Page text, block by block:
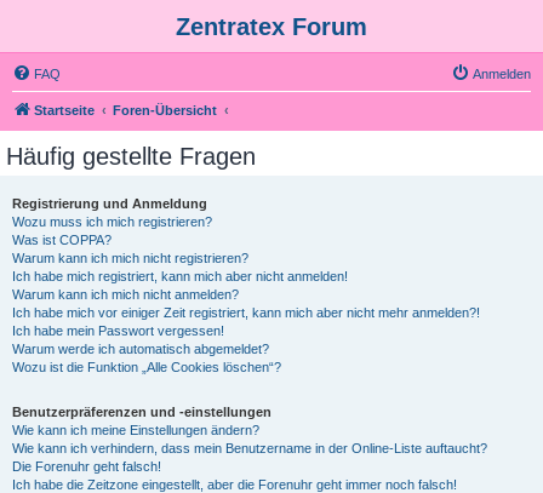
Zentratex Forum
FAQ Anmelden
Startseite Foren-Übersicht
Häufig gestellte Fragen
Registrierung und Anmeldung
Wozu muss ich mich registrieren?
Was ist COPPA?
Warum kann ich mich nicht registrieren?
Ich habe mich registriert, kann mich aber nicht anmelden!
Warum kann ich mich nicht anmelden?
Ich habe mich vor einiger Zeit registriert, kann mich aber nicht mehr anmelden?!
Ich habe mein Passwort vergessen!
Warum werde ich automatisch abgemeldet?
Wozu ist die Funktion „Alle Cookies löschen“?
Benutzerpräferenzen und -einstellungen
Wie kann ich meine Einstellungen ändern?
Wie kann ich verhindern, dass mein Benutzername in der Online-Liste auftaucht?
Die Forenuhr geht falsch!
Ich habe die Zeitzone eingestellt, aber die Forenuhr geht immer noch falsch!